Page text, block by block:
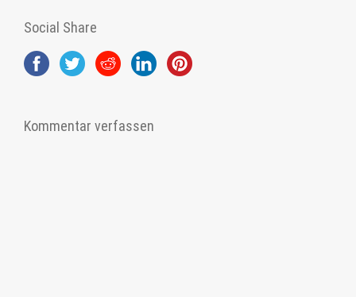
Social Share
Kommentar verfassen